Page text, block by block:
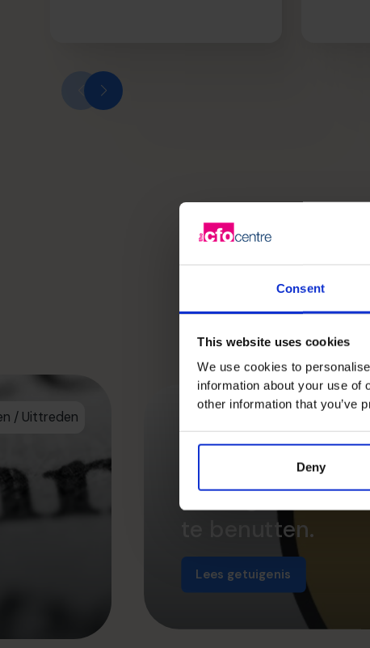
Consent
This website uses cookies
We use cookies to
information about your use of
other information that you’ve
Deny
sectoren
/ Uittreden
We hebben
inzichten in hun
strategisch te
te benutten.
Lees getuigenis